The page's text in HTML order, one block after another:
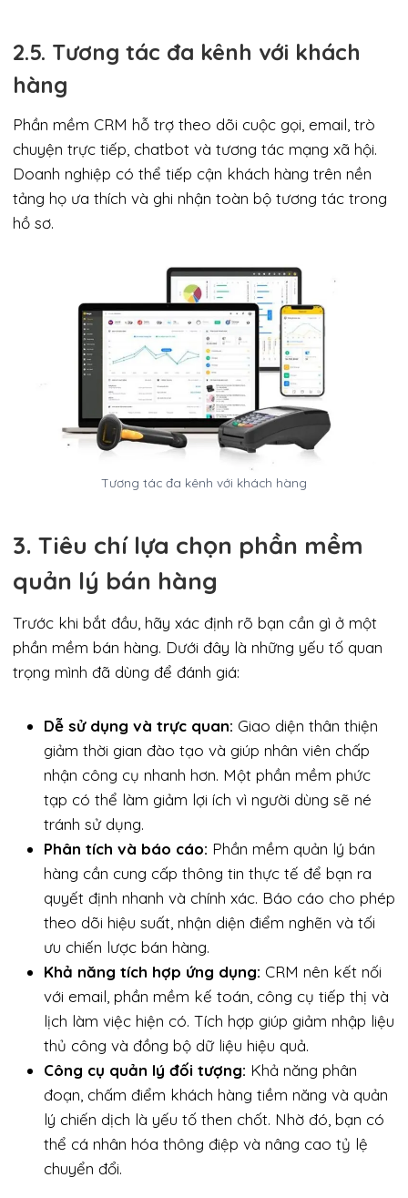
2.5. Tương tác đa kênh với khách
hàng
Phần mềm CRM hỗ trợ theo dõi cuộc gọi, email, trò
chuyện trực tiếp, chatbot và tương tác mạng xã hội.
Doanh nghiệp có thể tiếp cận khách hàng trên nền
tảng họ ưa thích và ghi nhận toàn bộ tương tác trong
hồ sơ.
Tương tác đa kênh với khách hàng
3. Tiêu chí lựa chọn phần mềm
quản lý bán hàng
Trước khi bắt đầu, hãy xác định rõ bạn cần gì ở một
phần mềm bán hàng. Dưới đây là những yếu tố quan
trọng mình đã dùng để đánh giá:
Dễ sử dụng và trực quan: Giao diện thân thiện
giảm thời gian đào tạo và giúp nhân viên chấp
nhận công cụ nhanh hơn. Một phần mềm phức
tạp có thể làm giảm lợi ích vì người dùng sẽ né
tránh sử dụng.
Phân tích và báo cáo: Phần mềm quản lý bán
hàng cần cung cấp thông tin thực tế để bạn ra
quyết định nhanh và chính xác. Báo cáo cho phép
theo dõi hiệu suất, nhận diện điểm nghẽn và tối
ưu chiến lược bán hàng.
Khả năng tích hợp ứng dụng: CRM nên kết nối
với email, phần mềm kế toán, công cụ tiếp thị và
lịch làm việc hiện có. Tích hợp giúp giảm nhập liệu
thủ công và đồng bộ dữ liệu hiệu quả.
Công cụ quản lý đối tượng: Khả năng phân
đoạn, chấm điểm khách hàng tiềm năng và quản
lý chiến dịch là yếu tố then chốt. Nhờ đó, bạn có
thể cá nhân hóa thông điệp và nâng cao tỷ lệ
chuyển đổi.